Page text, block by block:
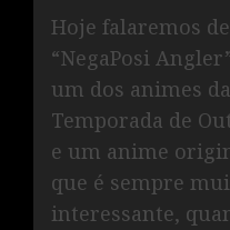
Hoje falaremos de
“NegaPosi
um dos animes da
Temporada de
e um anime
que é sempre
interessante,